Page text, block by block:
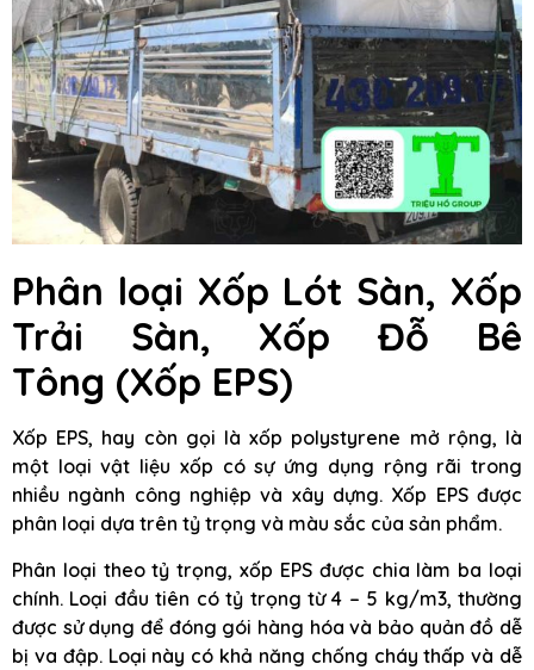
Phân loại Xốp Lót Sàn, Xốp
Trải Sàn, Xốp Đỗ Bê
Tông (Xốp EPS)
Xốp EPS, hay còn gọi là xốp polystyrene mở rộng, là
một loại vật liệu xốp có sự ứng dụng rộng rãi trong
nhiều ngành công nghiệp và xây dựng. Xốp EPS được
phân loại dựa trên tỷ trọng và màu sắc của sản phẩm.
Phân loại theo tỷ trọng, xốp EPS được chia làm ba loại
chính. Loại đầu tiên có tỷ trọng từ 4 – 5 kg/m3, thường
được sử dụng để đóng gói hàng hóa và bảo quản đồ dễ
bị va đập. Loại này có khả năng chống cháy thấp và dễ